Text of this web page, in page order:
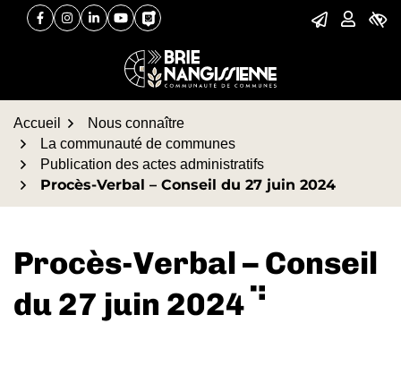
Gestion des traceurs
Aller
Aller
Aller
page
Facebook
(ouverture dans un nouvel onglet)
Instagram
(ouverture dans un nouvel onglet)
Linkedin
(ouverture dans un nouvel onglet)
YouTube
(ouverture dans un nouvel onglet)
PanneauPocket
(ouverture dans un nouvel onglet)
Accueil
Nous connaître
La communauté de communes
Publication des actes administratifs
Procès-Verbal – Conseil du 27 juin 2024
Procès-Verbal – Conseil
du 27 juin 2024